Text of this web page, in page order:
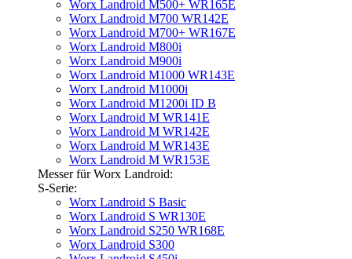
Worx Landroid M500+ WR165E
Worx Landroid M700 WR142E
Worx Landroid M700+ WR167E
Worx Landroid M800i
Worx Landroid M900i
Worx Landroid M1000 WR143E
Worx Landroid M1000i
Worx Landroid M1200i ID B
Worx Landroid M WR141E
Worx Landroid M WR142E
Worx Landroid M WR143E
Worx Landroid M WR153E
Messer für Worx Landroid:
S-Serie:
Worx Landroid S Basic
Worx Landroid S WR130E
Worx Landroid S250 WR168E
Worx Landroid S300